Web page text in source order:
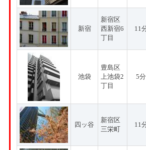
新宿
新宿区
西新宿6
丁目
11
池袋
豊島区
上池袋2
丁目
5分
四ッ谷
新宿区
三栄町
11